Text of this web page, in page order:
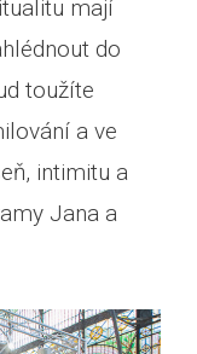
mají
do
toužíte
a ve
intimitu a
Jana a